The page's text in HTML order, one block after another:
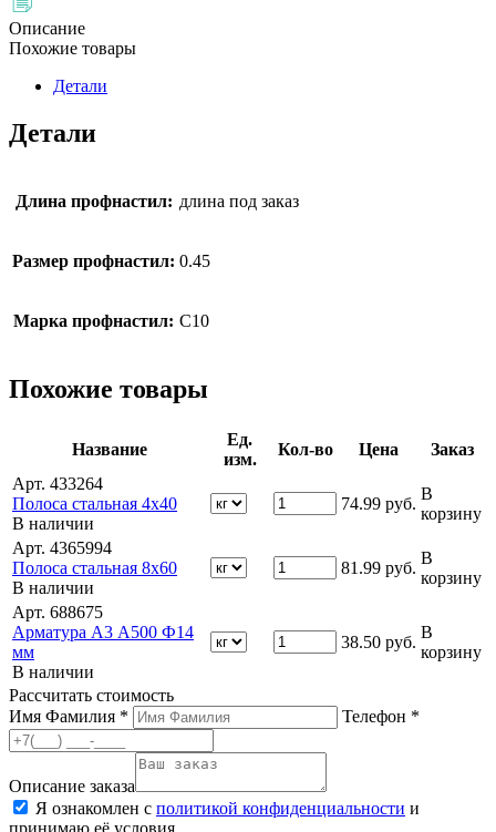
Описание
Похожие товары
Детали
Детали
Длина профнастил: длина под заказ
Размер профнастил: 0.45
Марка профнастил: С10
Похожие товары
Название
Ед.
изм.
Кол-во Цена
Заказ
Арт. 433264
Полоса стальная 4х40
В наличии
74.99 руб.
В
корзину
Арт. 4365994
Полоса стальная 8х60
В наличии
81.99 руб.
В
корзину
Арт. 688675
Арматура А3 А500 Ф14
мм
В наличии
38.50 руб.
В
корзину
Рассчитать стоимость
Имя Фамилия *
Телефон *
Описание заказа
Я ознакомлен с политикой конфиденциальности и
принимаю её условия